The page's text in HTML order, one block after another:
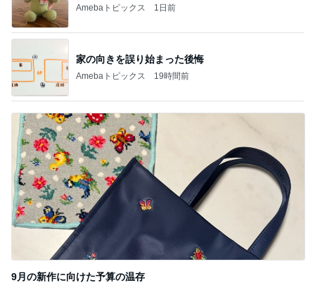
Amebaトピックス 1日前
家の向きを誤り始まった後悔
Amebaトピックス 19時間前
9月の新作に向けた予算の温存